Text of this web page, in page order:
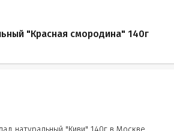
"Красная смородина" 140г